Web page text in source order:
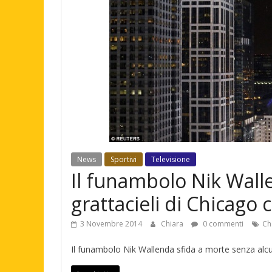
News Sportivi Televisione
Il funambolo Nik
grattacieli di Chicago
3 Novembre 2014 Chiara 0 commenti
Il funambolo Nik Wallenda sfida a morte senza